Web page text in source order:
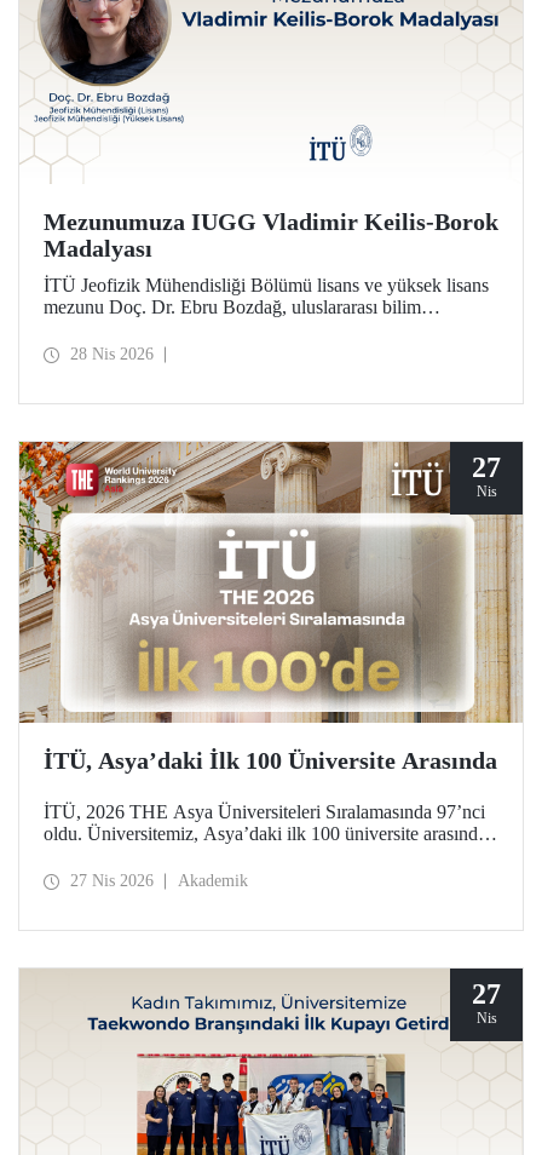
Mezunumuza IUGG Vladimir Keilis-Borok
Madalyası
İTÜ Jeofizik Mühendisliği Bölümü lisans ve yüksek lisans
mezunu Doç. Dr. Ebru Bozdağ, uluslararası bilim
Vladimir Keilis-Borok Madalyası’na (2026) layık görüldü.
28 Nis 2026
27
Nis
İTÜ, Asya’daki İlk 100 Üniversite Arasında
İTÜ, 2026 THE Asya Üniversiteleri Sıralamasında 97’nci
oldu. Üniversitemiz, Asya’daki ilk 100 üniversite arasında
göstergesinde (araştırma kalitesi, araştırma çevresi,
27 Nis 2026 Akademik
27
Nis